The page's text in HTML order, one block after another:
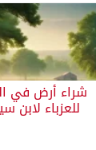
شراء أرض في
للعزباء لابن